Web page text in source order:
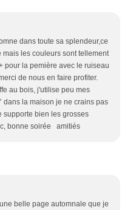
dans toute sa splendeur,ce
les couleurs sont tellement
pour la pemière avec le ruiseau
de nous en faire profiter.
au bois, j'utilise peu mes
dans la maison je ne crains pas
supporte bien les grosses
bonne soirée amitiés
belle page automnale que je